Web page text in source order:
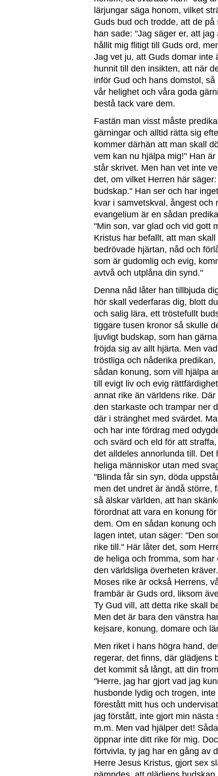
lärjungar säga honom, vilket
Guds bud och trodde, att de
han sade: "Jag säger er, att
hållit mig flitigt till Guds ord,
Jag vet ju, att Guds domar inte
hunnit till den insikten, att när
inför Gud och hans domstol,
vår helighet och våra goda
bestå tack vare dem.
Fastän man visst måste
gärningar och alltid rätta sig
kommer därhän att man skall
vem kan nu hjälpa mig!" Han
står skrivet. Men han vet inte
det, om vilket Herren här
budskap." Han ser och har
kvar i samvetskval, ångest och
evangelium är en sådan
"Min son, var glad och vid gott
Kristus har befallt, att man
bedrövade hjärtan, nåd och
som är gudomlig och evig,
avtvå och utplåna din synd."
Denna nåd låter han tillbjuda
hör skall vederfaras dig, blott
och salig lära, ett tröstefullt
tiggare tusen kronor så skulle
ljuvligt budskap, som han
fröjda sig av allt hjärta. Men
tröstliga och nåderika
sådan konung, som vill hjälpa
till evigt liv och evig
annat rike än världens rike.
den starkaste och trampar ner
där i stränghet med svärdet.
och har inte fördrag med
och svärd och eld för att
det alldeles annorlunda till.
heliga människor utan med
"Blinda får sin syn, döda
men det undret är ändå större,
så älskar världen, att han
förordnat att vara en konung
dem. Om en sådan konung
lagen intet, utan säger: "Den
rike till." Här låter det, som
de heliga och fromma, som
den världsliga överheten
Moses rike är också Herrens,
frambär är Guds ord, liksom
Ty Gud vill, att detta rike skall
Men det är bara den vänstra
kejsare, konung, domare och
Men riket i hans högra hand,
regerar, det finns, där glädjens
det kommit så långt, att din
"Herre, jag har gjort vad jag
husbonde lydig och trogen,
förestått mitt hus och
jag förstått, inte gjort min
m.m. Men vad hjälper det!
öppnar inte ditt rike för mig.
förtvivla, ty jag har en gång av
Herre Jesus Kristus, gjort sex